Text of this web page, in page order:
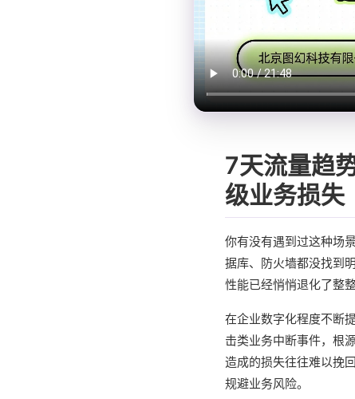
7天流量趋
级业务损失
你有没有遇到过这种场
据库、防火墙都没找到
性能已经悄悄退化了整
在企业数字化程度不断
击类业务中断事件，根
造成的损失往往难以挽
规避业务风险。